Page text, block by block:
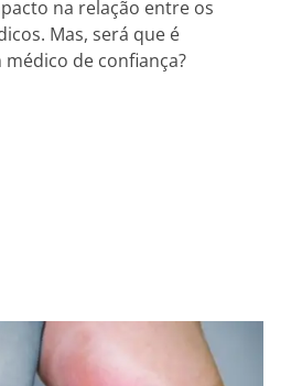
na relação entre os
Mas, será que é
de confiança?